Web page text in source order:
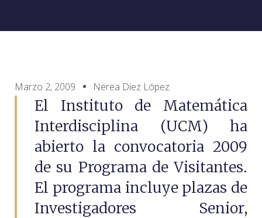
Marzo 2, 2009 Nerea Diez López
El Instituto de Matemática
Interdisciplina (UCM) ha
abierto la convocatoria 2009
de su Programa de Visitantes.
El programa incluye plazas de
Investigadores Senior,